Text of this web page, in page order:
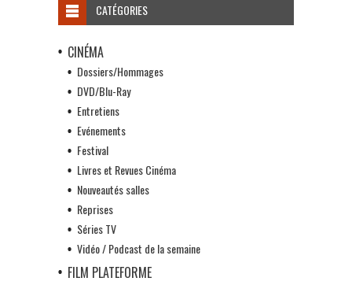
CATÉGORIES
CINÉMA
Dossiers/Hommages
DVD/Blu-Ray
Entretiens
Evénements
Festival
Livres et Revues Cinéma
Nouveautés salles
Reprises
Séries TV
Vidéo / Podcast de la semaine
FILM PLATEFORME